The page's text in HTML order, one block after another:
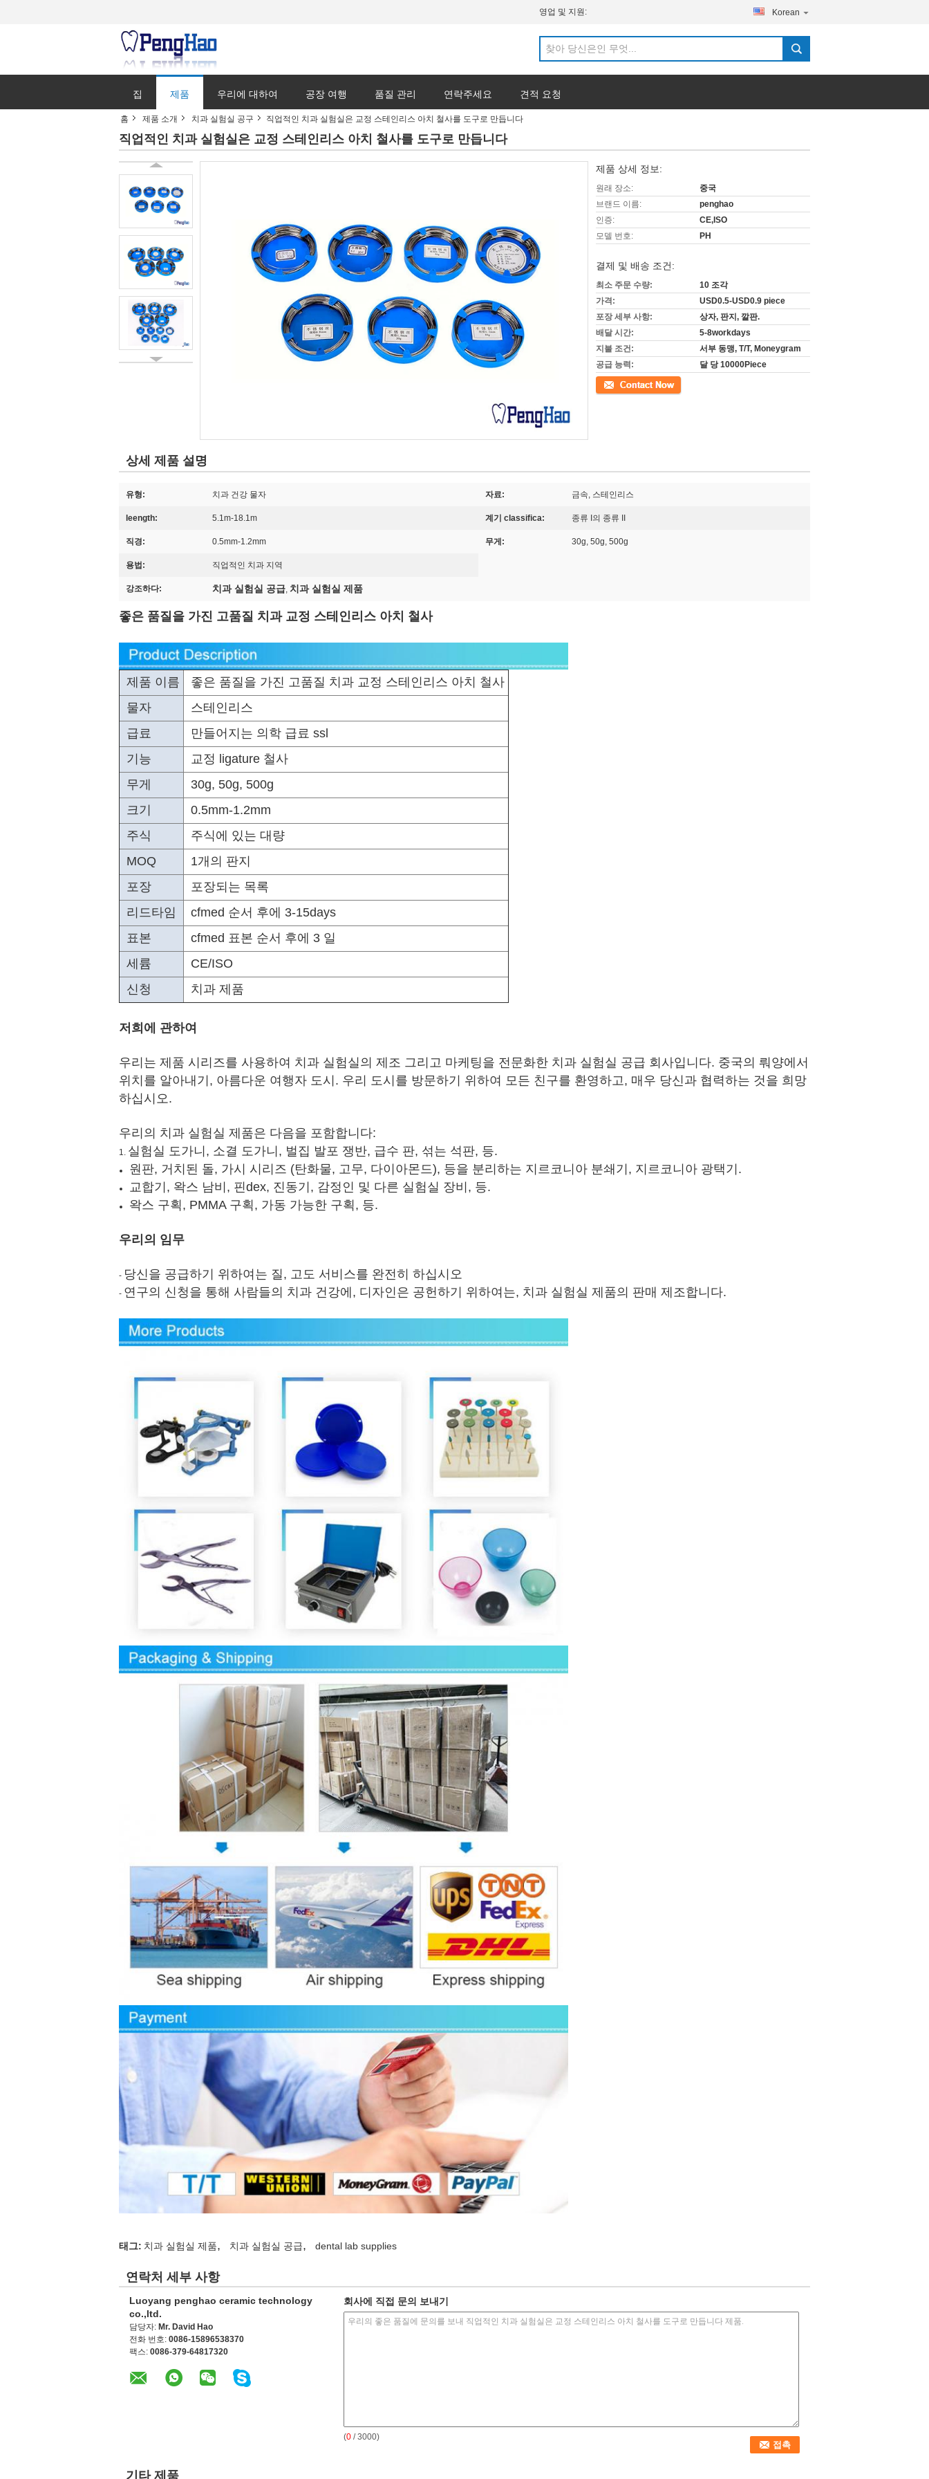
영업 및 지원: Korean
집 제품 우리에 대하여 공장 여행 품질 관리 연락주세요 견적 요청
홈 제품 소개 치과 실험실 공구 직업적인 치과 실험실은 교정 스테인리스 아치 철사를 도구로 만듭니다
직업적인 치과 실험실은 교정 스테인리스 아치 철사를 도구로 만듭니다
제품 상세 정보:
원래 장소:
중국
브랜드 이름:
penghao
인증:
CE,ISO
모델 번호:
PH
결제 및 배송 조건:
최소 주문 수량:
10 조각
가격:
USD0.5-USD0.9 piece
포장 세부 사항:
상자, 판지, 깔판.
배달 시간:
5-8workdays
지불 조건:
서부 동맹, T/T, Moneygram
공급 능력:
달 당 10000Piece
접촉
상세 제품 설명
유형: 치과 건강 물자 자료: 금속, 스테인리스
leength: 5.1m-18.1m 계기 classifica: 종류 I의 종류 II
직경: 0.5mm-1.2mm 무게: 30g, 50g, 500g
용법: 직업적인 치과 지역
강조하다: 치과 실험실 공급, 치과 실험실 제품
좋은 품질을 가진 고품질 치과 교정 스테인리스 아치 철사
제품 이름
좋은 품질을 가진 고품질 치과 교정 스테인리스 아치 철사
물자
스테인리스
급료
만들어지는 의학 급료 ssl
기능
교정 ligature 철사
무게
30g, 50g, 500g
크기
0.5mm-1.2mm
주식
주식에 있는 대량
MOQ
1개의 판지
포장
포장되는 목록
리드타임
cfmed 순서 후에 3-15days
표본
cfmed 표본 순서 후에 3 일
세륨
CE/ISO
신청
치과 제품
저희에 관하여
우리는 제품 시리즈를 사용하여 치과 실험실의 제조 그리고 마케팅을 전문화한 치과 실험실 공급 회사입니다. 중국의 뤄양에서
위치를 알아내기, 아름다운 여행자 도시. 우리 도시를 방문하기 위하여 모든 친구를 환영하고, 매우 당신과 협력하는 것을 희망
하십시오.
우리의 치과 실험실 제품은 다음을 포함합니다:
1. 실험실 도가니, 소결 도가니, 벌집 발포 쟁반, 급수 판, 섞는 석판, 등.
원판, 거치된 돌, 가시 시리즈 (탄화물, 고무, 다이아몬드), 등을 분리하는 지르코니아 분쇄기, 지르코니아 광택기.
교합기, 왁스 남비, 핀dex, 진동기, 감정인 및 다른 실험실 장비, 등.
왁스 구획, PMMA 구획, 가동 가능한 구획, 등.
우리의 임무
- 당신을 공급하기 위하여는 질, 고도 서비스를 완전히 하십시오
- 연구의 신청을 통해 사람들의 치과 건강에, 디자인은 공헌하기 위하여는, 치과 실험실 제품의 판매 제조합니다.
태그: 치과 실험실 제품, 치과 실험실 공급, dental lab supplies
연락처 세부 사항
Luoyang penghao ceramic technology
co.,ltd.
담당자: Mr. David Hao
전화 번호: 0086-15896538370
팩스: 0086-379-64817320
회사에 직접 문의 보내기
(0 / 3000)
기타 제품